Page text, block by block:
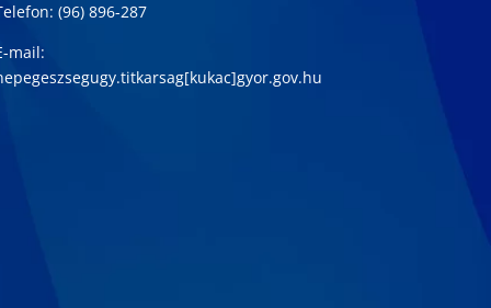
(96) 896-287
mail: